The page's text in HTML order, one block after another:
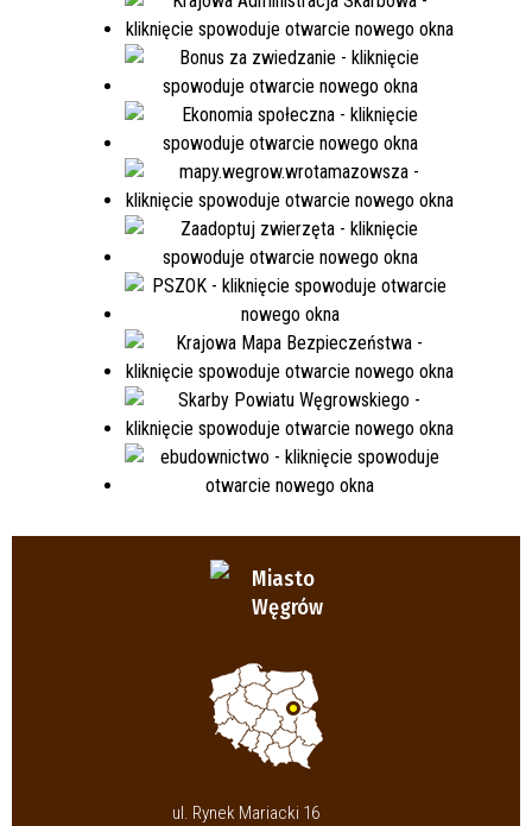
Miasto
Węgrów
ul. Rynek Mariacki 16